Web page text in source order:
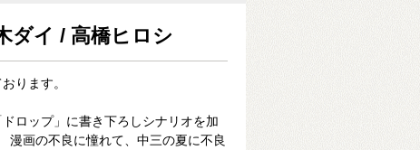
ダイ / 高橋ヒロシ
ります。
ロップ」に書き下ろしシナリオを加
画の不良に憧れて、中三の夏に不良